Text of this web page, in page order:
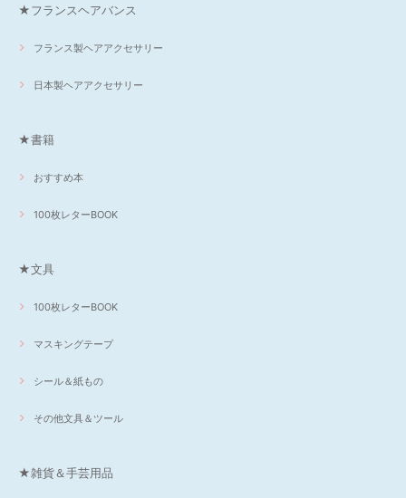
★フランスヘアバンス
フランス製ヘアアクセサリー
日本製ヘアアクセサリー
★書籍
おすすめ本
100枚レターBOOK
★文具
100枚レターBOOK
マスキングテープ
シール＆紙もの
その他文具＆ツール
★雑貨＆手芸用品